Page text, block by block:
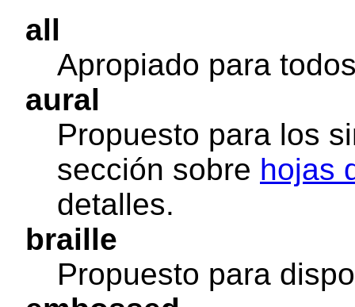
all
Apropiado para
aural
Propuesto para los
sección sobre hojas
detalles.
braille
Propuesto para